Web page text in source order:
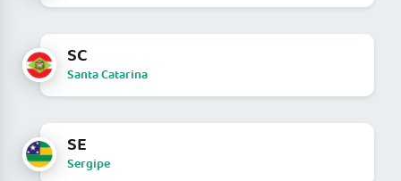
SC
Santa Catarina
SE
Sergipe